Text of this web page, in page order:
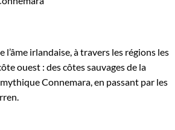
irlandaise, à travers les régions les
ouest : des côtes sauvages de la
Connemara, en passant par les